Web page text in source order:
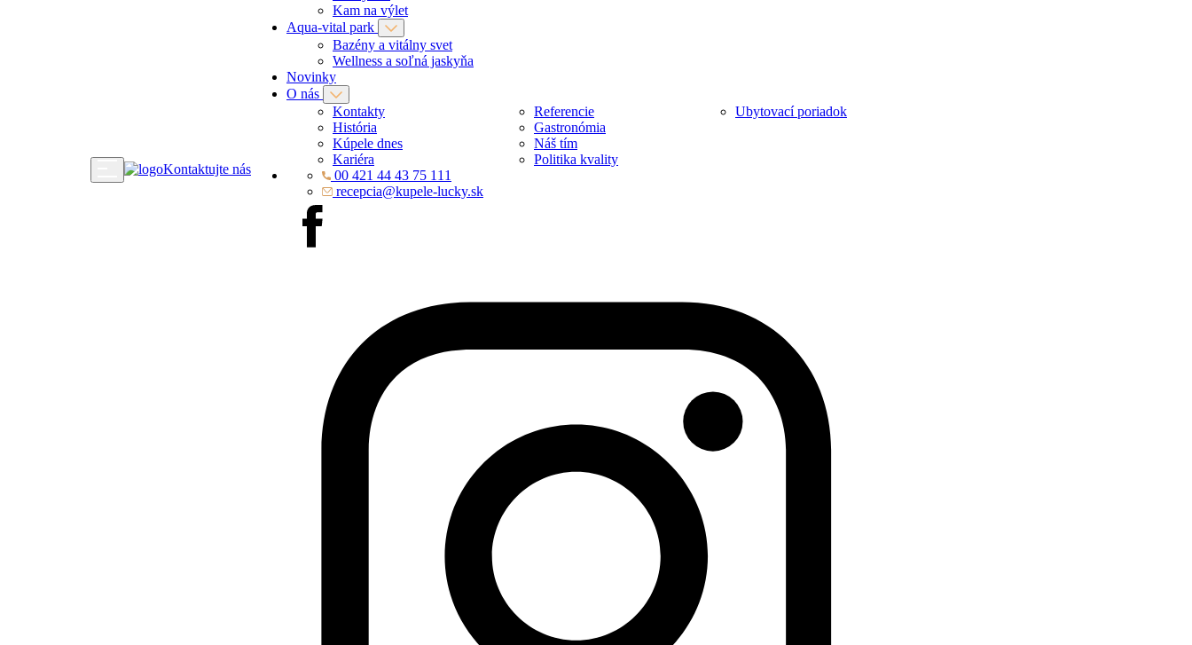
Kontaktujte nás
Kam na výlet
Aqua-vital park
Bazény a vitálny svet
Wellness a soľná jaskyňa
Novinky
O nás
Kontakty
História
Kúpele dnes
Kariéra
Referencie
Gastronómia
Náš tím
Politika kvality
Ubytovací poriadok
00 421 44 43 75 111
recepcia@kupele-lucky.sk